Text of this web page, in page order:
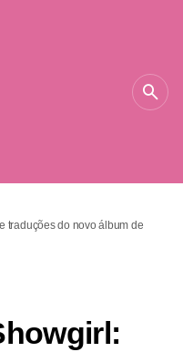
traduções do novo álbum de